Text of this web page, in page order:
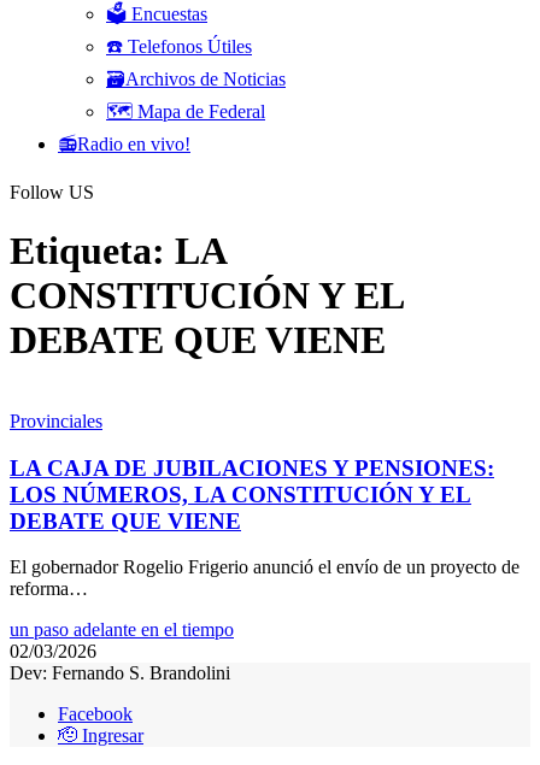
🗳️ Encuestas
☎️ Telefonos Útiles
🗃️Archivos de Noticias
🗺️ Mapa de Federal
📻Radio en vivo!
Follow US
Etiqueta: LA
CONSTITUCIÓN Y EL
DEBATE QUE VIENE
Provinciales
LA CAJA DE JUBILACIONES Y PENSIONES:
LOS NÚMEROS, LA CONSTITUCIÓN Y EL
DEBATE QUE VIENE
El gobernador Rogelio Frigerio anunció el envío de un proyecto de
reforma…
un paso adelante en el tiempo
02/03/2026
Dev: Fernando S. Brandolini
Facebook
🫡 Ingresar